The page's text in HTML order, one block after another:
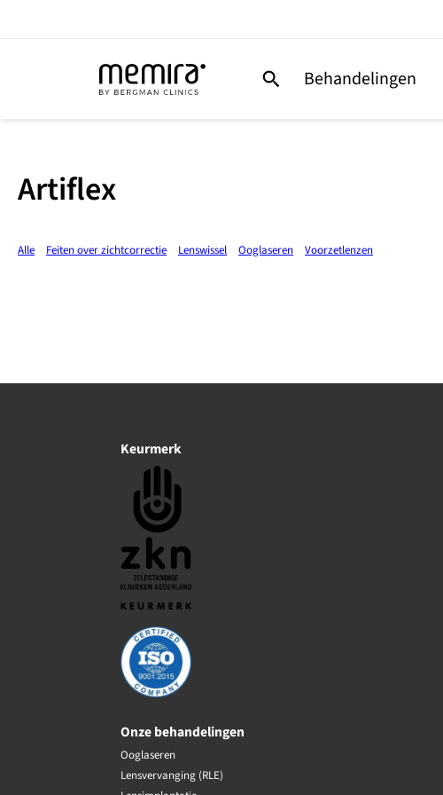
Behandelingen
Artiflex
Alle Feiten over zichtcorrectie Lenswissel Ooglaseren Voorzetlenzen
Keurmerk
Onze behandelingen
Ooglaseren
Lensvervanging (RLE)